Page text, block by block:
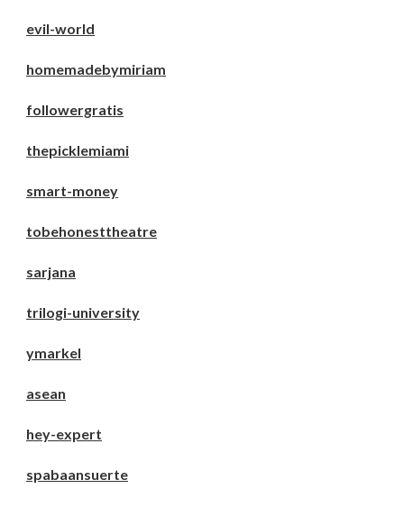
evil-world
homemadebymiriam
followergratis
thepicklemiami
smart-money
tobehonesttheatre
sarjana
trilogi-university
ymarkel
asean
hey-expert
spabaansuerte